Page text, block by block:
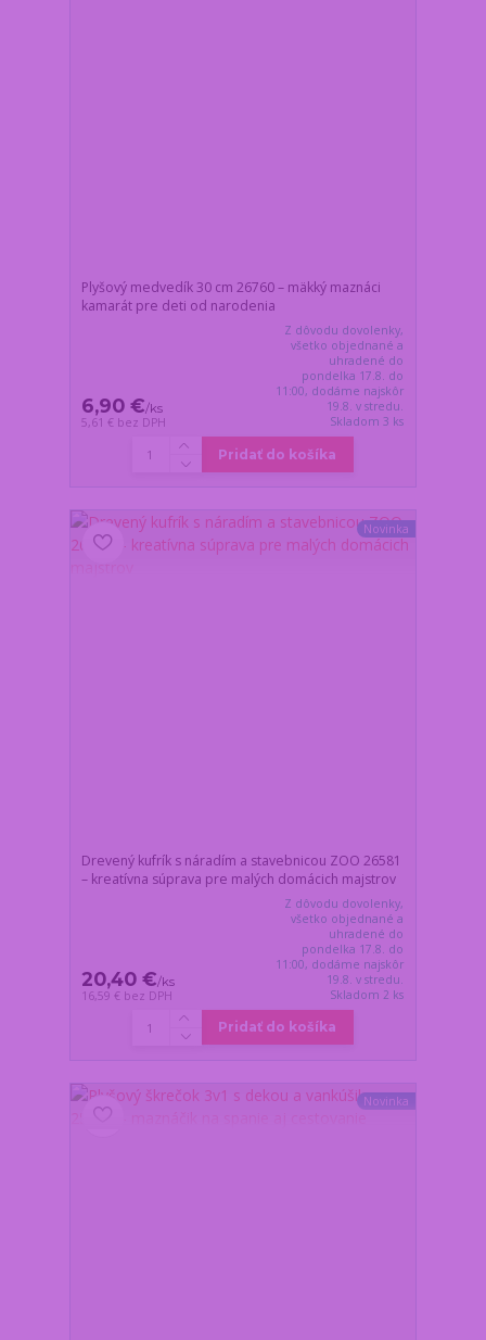
Plyšový medvedík 30 cm 26760 – mäkký maznáci
kamarát pre deti od narodenia
6,90 €/ks
5,61 € bez DPH
Z dôvodu dovolenky,
všetko objednané a
uhradené do
pondelka 17.8. do
11:00, dodáme najskôr
19.8. v stredu.
Skladom 3 ks
Pridať do košíka
Novinka
Drevený kufrík s náradím a stavebnicou ZOO 26581
– kreatívna súprava pre malých domácich majstrov
20,40 €/ks
16,59 € bez DPH
Z dôvodu dovolenky,
všetko objednané a
uhradené do
pondelka 17.8. do
11:00, dodáme najskôr
19.8. v stredu.
Skladom 2 ks
Pridať do košíka
Novinka